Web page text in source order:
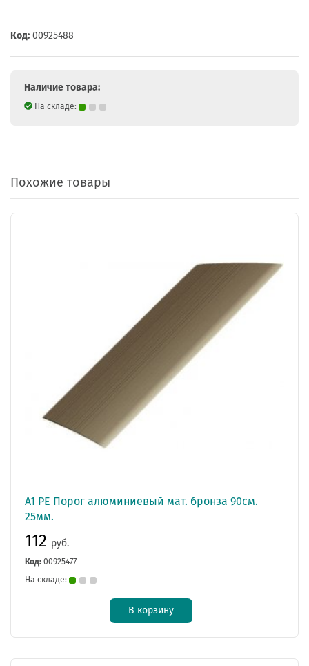
Код: 00925488
Наличие товара:
На складе:
Похожие товары
А1 РЕ Порог алюминиевый мат. бронза 90см.
25мм.
112 руб.
Код: 00925477
На складе:
В корзину